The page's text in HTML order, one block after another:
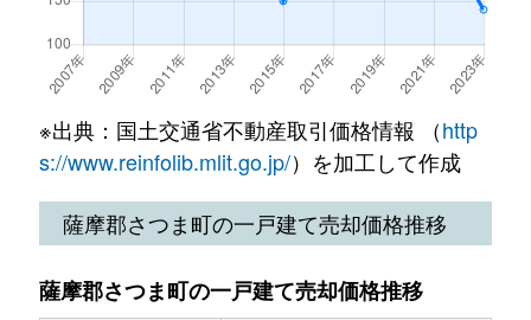
※出典：国土交通省不動産取引価格情報 （http
s://www.reinfolib.mlit.go.jp/）を加工して作成
薩摩郡さつま町の一戸建て売却価格推移
薩摩郡さつま町の一戸建て売却価格推移